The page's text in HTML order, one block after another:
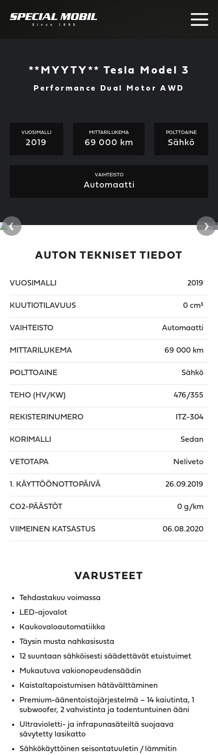
**MYYTY** Tesla Model 3
Performance Dual Motor AWD
VUOSIMALLI
2019
MITTARILUKEMA
69 000 km
POLTTOAINE
Sähkö
VAIHTEISTO
Automaatti
‹ ›
AUTON TEKNISET TIEDOT
VUOSIMALLI 2019
KUUTIOTILAVUUS 0 cm³
VAIHTEISTO Automaatti
MITTARILUKEMA 69 000 km
POLTTOAINE Sähkö
TEHO (HV/KW) 476/355
REKISTERINUMERO ITZ-304
KORIMALLI Sedan
VETOTAPA Neliveto
1. KÄYTTÖÖNOTTOPÄIVÄ 26.09.2019
CO2-PÄÄSTÖT 0 g/km
VIIMEINEN KATSASTUS 06.08.2020
VARUSTEET
Tehdastakuu voimassa
LED-ajovalot
Kaukovaloautomatiikka
Täysin musta nahkasisusta
12 suuntaan sähköisesti säädettävät etuistuimet
Mukautuva vakionopeudensäädin
Kaistaltapoistumisen hätävälttäminen
Premium-äänentoistojärjestelmä – 14 kaiutinta, 1
subwoofer, 2 vahvistinta ja todentuntuinen ääni
Ultravioletti- ja infrapunasäteiltä suojaava
sävytetty lasikatto
Sähkökäyttöinen seisontatuuletin / lämmitin